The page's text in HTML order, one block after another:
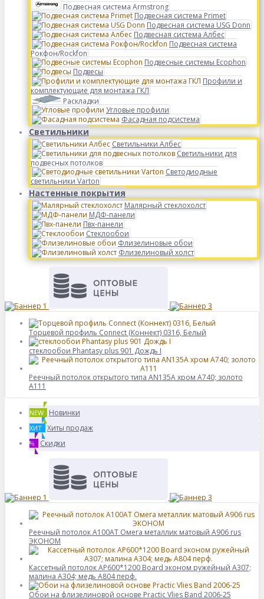
Подвесная система Armstrong
Подвесная система Primet
Подвесная система USG Donn
Подвесная система Албес
Подвесная система
Рокфон/Rockfon
Подвесные системы Ecophon
Подвесы
Профили и
комплектующие для монтажа ГКЛ
Раскладки
Угловые профили
Фасадная подсистема
Светильники
Светильники Албес
Светильники для
подвесных потолков
Светодиодные
светильники Varton
Настенные покрытия
Малярный стеклохолст
МДФ-панели
Пвх-панели
Стеклообои
Флизелиновые обои
Флизелиновый холст
Торцевой профиль Connect (Коннект) 0316, Белый
стеклообои Phantasy plus 901 Дождь I
Реечный потолок открытого типа AN135A хром А740; золото
А111
NEW Новинки
ХИТ Хиты продаж
% Скидки
Реечный потолок A100AT Омега металлик матовый А906 rus
ЭКОНОМ
Кассетный потолок AP600*1200 Board эконом ружейный А307;
малина А304; медь А804 перф.
Обои на флизелиновой основе Practic Vlies Band 2006-25